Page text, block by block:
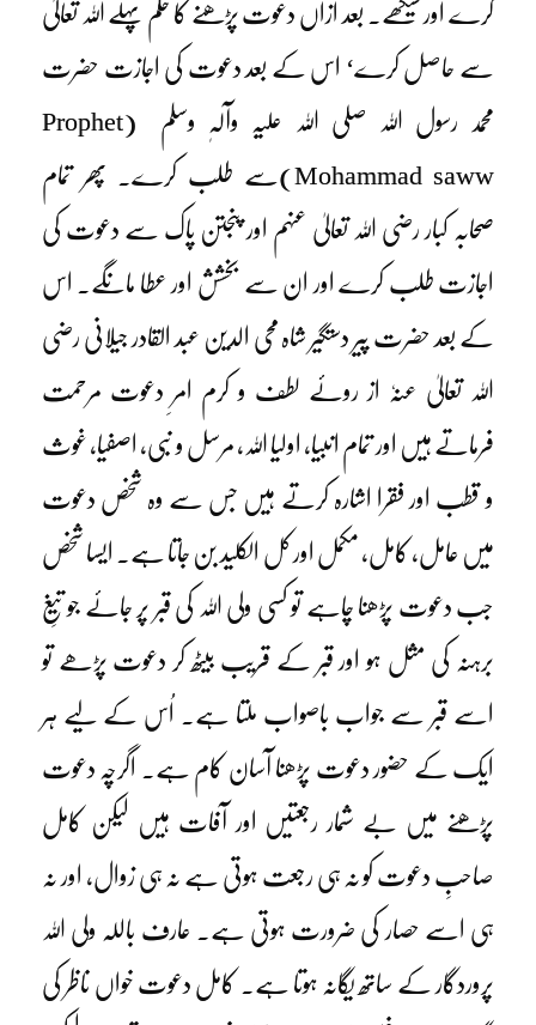
کرے اور سیکھے۔ بعد ازاں دعوت پڑھنے کا حکم پہلے اللہ تعالیٰ
سے حاصل کرے‘ اس کے بعد دعوت کی اجازت حضرت
محمد رسول اللہ صلی اللہ علیہ وآلہٖ وسلم (Prophet
Mohammad saww)سے طلب کرے۔ پھر تمام
صحابہ کبار رضی اللہ تعالیٰ عنہم اور پنجتن پاک سے دعوت کی
اجازت طلب کرے اور ان سے بخشش اور عطا مانگے۔ اس
کے بعد حضرت پیر دستگیر شاہ محی الدین عبد القادر جیلانی رضی
اللہ تعالیٰ عنہٗ از روئے لطف و کرم امرِ دعوت مرحمت
فرماتے ہیں اور تمام انبیا، اولیا اللہ، مرسل و نبی، اصفیا، غوث
و قطب اور فقرا اشارہ کرتے ہیں جس سے وہ شخص دعوت
میں عامل، کامل، مکمل اور کل الکلید بن جاتا ہے۔ ایسا شخص
جب دعوت پڑھنا چاہے تو کسی ولی اللہ کی قبر پر جائے جو تیغِ
برہنہ کی مثل ہو اور قبر کے قریب بیٹھ کر دعوت پڑھے تو
اسے قبر سے جواب باصواب ملتا ہے۔ اُس کے لیے ہر
ایک کے حضور دعوت پڑھنا آسان کام ہے۔ اگرچہ دعوت
پڑھنے میں بے شمار رجعتیں اور آفات ہیں لیکن کامل
صاحبِ دعوت کو نہ ہی رجعت ہوتی ہے نہ ہی زوال، اور نہ
ہی اسے حصار کی ضرورت ہوتی ہے۔ عارف باللہ ولی اللہ
پروردگار کے ساتھ یگانہ ہوتا ہے۔ کامل دعوت خواں ناظر کی